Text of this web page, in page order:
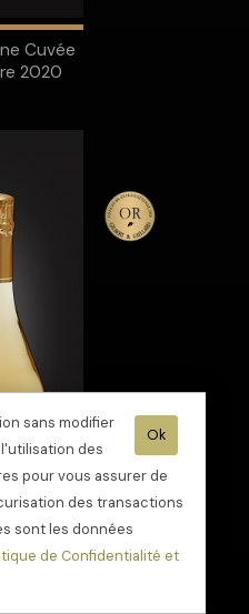
Cuvée
2020
Extra
Ok
sans modifier
des
pour vous assurer de
des transactions
sont les données
de Confidentialité et